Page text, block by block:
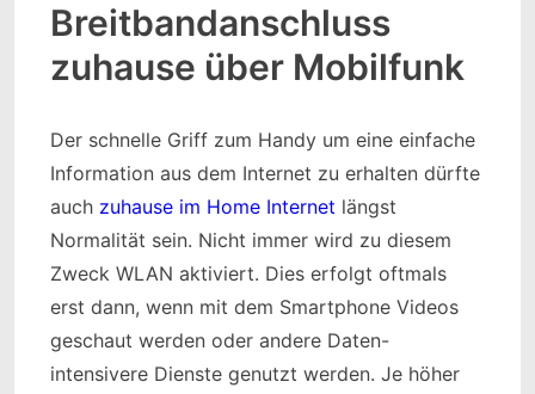
Breitbandanschluss
zuhause über Mobilfunk
Der schnelle Griff zum Handy um eine einfache
Information aus dem Internet zu erhalten dürfte
auch zuhause im Home Internet längst
Normalität sein. Nicht immer wird zu diesem
Zweck WLAN aktiviert. Dies erfolgt oftmals
erst dann, wenn mit dem Smartphone Videos
geschaut werden oder andere Daten-
intensivere Dienste genutzt werden. Je höher